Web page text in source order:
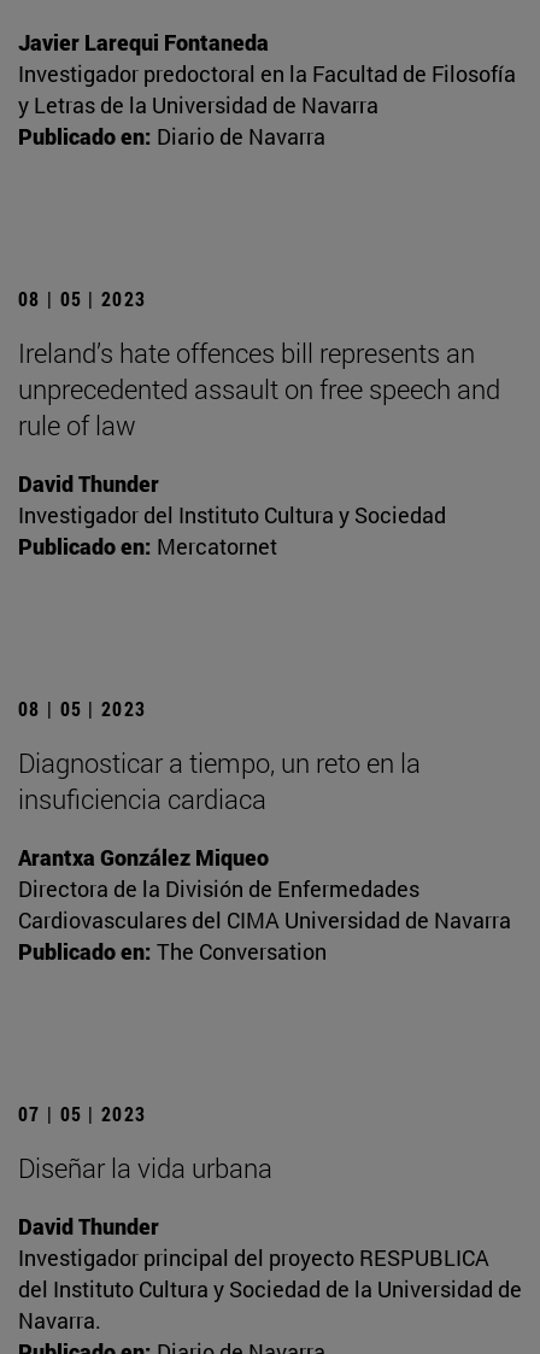
Javier Larequi Fontaneda
Investigador predoctoral en la Facultad de Filosofía
y Letras de la Universidad de Navarra
Publicado en: Diario de Navarra
08 | 05 | 2023
Ireland’s hate offences bill represents an
unprecedented assault on free speech and
rule of law
David Thunder
Investigador del Instituto Cultura y Sociedad
Publicado en: Mercatornet
08 | 05 | 2023
Diagnosticar a tiempo, un reto en la
insuficiencia cardiaca
Arantxa González Miqueo
Directora de la División de Enfermedades
Cardiovasculares del CIMA Universidad de Navarra
Publicado en: The Conversation
07 | 05 | 2023
Diseñar la vida urbana
David Thunder
Investigador principal del proyecto RESPUBLICA
del Instituto Cultura y Sociedad de la Universidad de
Navarra.